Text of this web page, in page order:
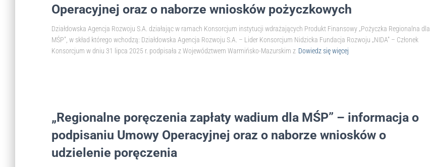
Operacyjnej oraz o naborze wniosków pożyczkowych
Działdowska Agencja Rozwoju S.A. działając w ramach Konsorcjum instytucji wdrażających Produkt Finansowy „Pożyczka Regionalna dla
MŚP”, w skład którego wchodzą: Działdowska Agencja Rozwoju S.A. – Lider Konsorcjum Nidzicka Fundacja Rozwoju „NIDA” – Członek
Konsorcjum w dniu 31 lipca 2025 r. podpisała z Województwem Warmińsko-Mazurskim z Dowiedz się więcej
„Regionalne poręczenia zapłaty wadium dla MŚP” – informacja o
podpisaniu Umowy Operacyjnej oraz o naborze wniosków o
udzielenie poręczenia